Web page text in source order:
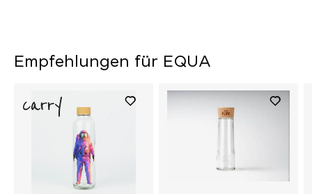
Empfehlungen für EQUA